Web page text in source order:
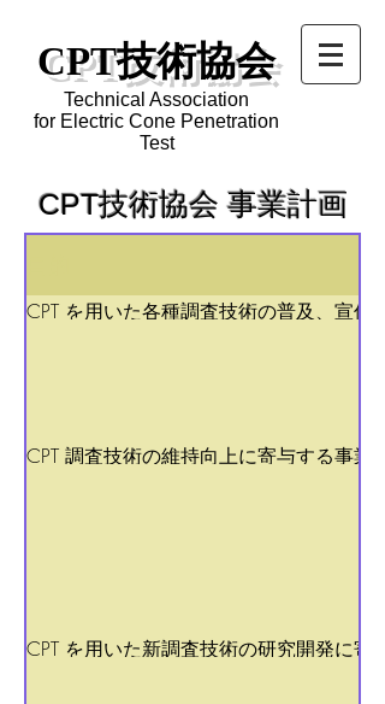
CPT技術協会
Technical Association
for Electric Cone Penetration
Test
CPT技術協会 事業計画
CPT を用いた各種調査技術の普及、宣伝
CPT 調査技術の維持向上に寄与する事業
CPT を用いた新調査技術の研究開発に寄